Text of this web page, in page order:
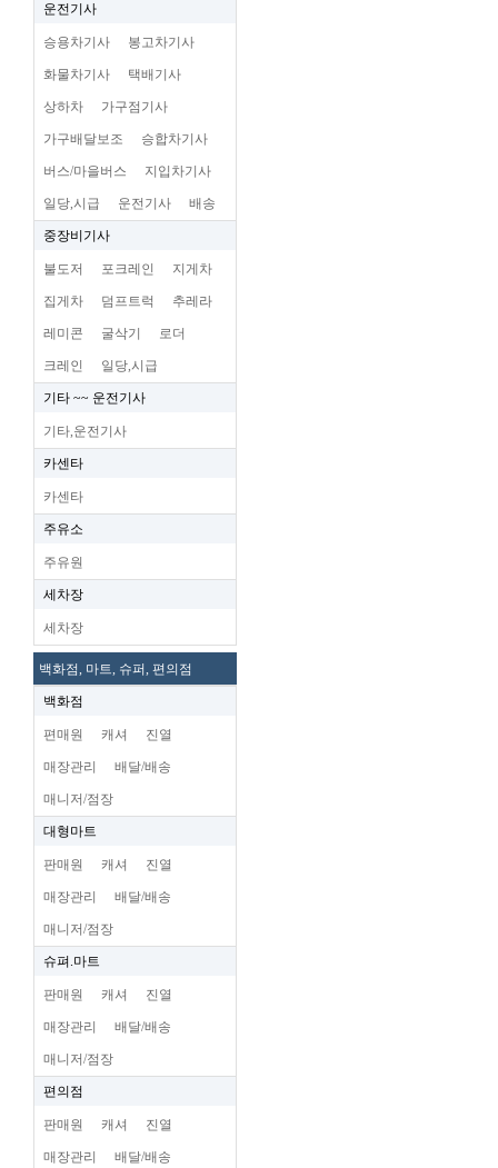
운전기사
승용차기사 봉고차기사
화물차기사 택배기사
상하차 가구점기사
가구배달보조 승합차기사
버스/마을버스 지입차기사
일당,시급 운전기사 배송
중장비기사
불도저 포크레인 지게차
집게차 덤프트럭 추레라
레미콘 굴삭기 로더
크레인 일당,시급
기타 ~~ 운전기사
기타,운전기사
카센타
카센타
주유소
주유원
세차장
세차장
백화점, 마트, 슈퍼, 편의점
백화점
편매원 캐셔 진열
매장관리 배달/배송
매니저/점장
대형마트
판매원 캐셔 진열
매장관리 배달/배송
매니저/점장
슈펴.마트
판매원 캐셔 진열
매장관리 배달/배송
매니저/점장
편의점
판매원 캐셔 진열
매장관리 배달/배송